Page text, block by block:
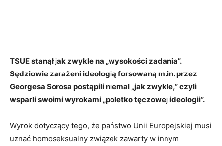
TSUE stanął jak zwykle na „wysokości zadania”.
Sędziowie zarażeni ideologią forsowaną m.in. przez
Georgesa Sorosa postąpili niemal „jak zwykle,” czyli
wsparli swoimi wyrokami „poletko tęczowej ideologii”.
Wyrok dotyczący tego, że państwo Unii Europejskiej musi
uznać homoseksualny związek zawarty w innym